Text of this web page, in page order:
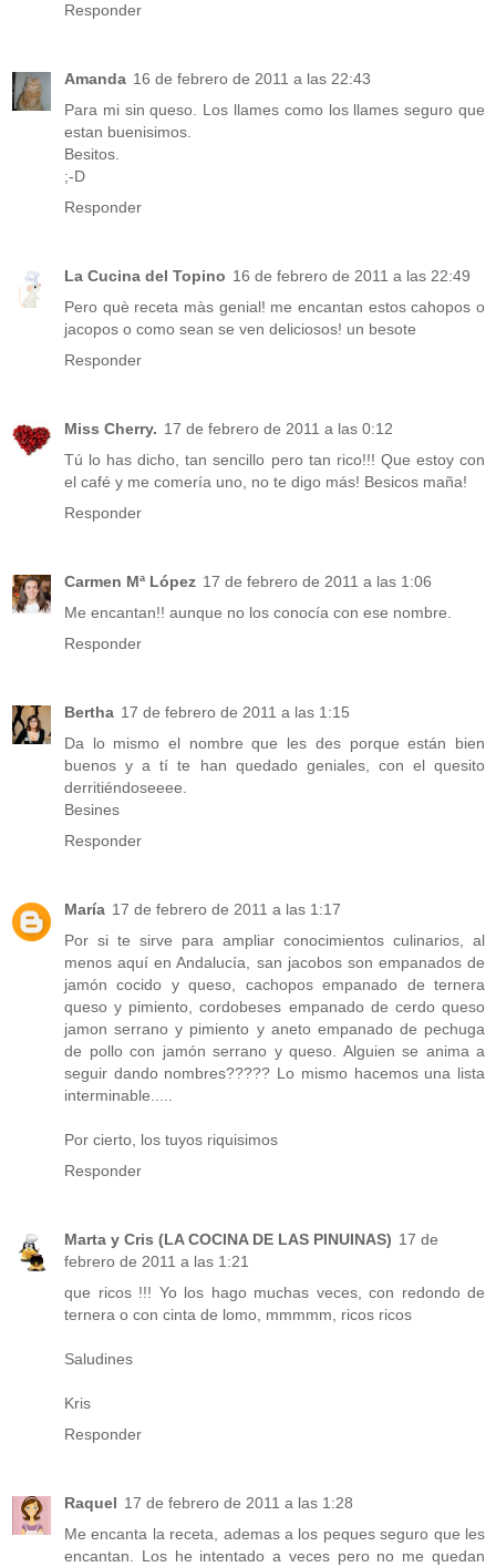
Responder
Amanda 16 de febrero de 2011 a las 22:43
Para mi sin queso. Los llames como los llames seguro que
estan buenisimos.
Besitos.
;-D
Responder
La Cucina del Topino 16 de febrero de 2011 a las 22:49
Pero què receta màs genial! me encantan estos cahopos o
jacopos o como sean se ven deliciosos! un besote
Responder
Miss Cherry. 17 de febrero de 2011 a las 0:12
Tú lo has dicho, tan sencillo pero tan rico!!! Que estoy con
el café y me comería uno, no te digo más! Besicos maña!
Responder
Carmen Mª López 17 de febrero de 2011 a las 1:06
Me encantan!! aunque no los conocía con ese nombre.
Responder
Bertha 17 de febrero de 2011 a las 1:15
Da lo mismo el nombre que les des porque están bien
buenos y a tí te han quedado geniales, con el quesito
derritiéndoseeee.
Besines
Responder
María 17 de febrero de 2011 a las 1:17
Por si te sirve para ampliar conocimientos culinarios, al
menos aquí en Andalucía, san jacobos son empanados de
jamón cocido y queso, cachopos empanado de ternera
queso y pimiento, cordobeses empanado de cerdo queso
jamon serrano y pimiento y aneto empanado de pechuga
de pollo con jamón serrano y queso. Alguien se anima a
seguir dando nombres????? Lo mismo hacemos una lista
interminable.....
Por cierto, los tuyos riquisimos
Responder
Marta y Cris (LA COCINA DE LAS PINUINAS) 17 de
febrero de 2011 a las 1:21
que ricos !!! Yo los hago muchas veces, con redondo de
ternera o con cinta de lomo, mmmmm, ricos ricos
Saludines
Kris
Responder
Raquel 17 de febrero de 2011 a las 1:28
Me encanta la receta, ademas a los peques seguro que les
encantan. Los he intentado a veces pero no me quedan